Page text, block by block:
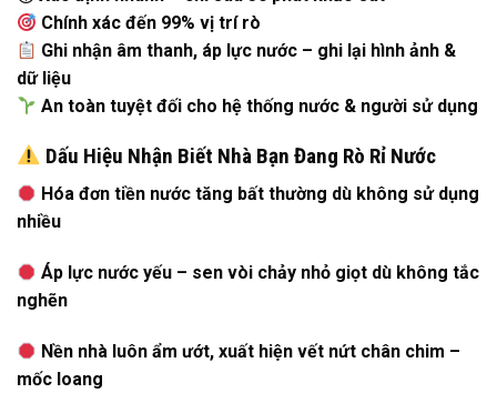
Chính xác đến 99% vị trí rò
Ghi nhận âm thanh, áp lực nước – ghi lại hình ảnh &
dữ liệu
An toàn tuyệt đối cho hệ thống nước & người sử dụng
Dấu Hiệu Nhận Biết Nhà Bạn Đang Rò Rỉ Nước
Hóa đơn tiền nước tăng bất thường dù không sử dụng
nhiều
Áp lực nước yếu – sen vòi chảy nhỏ giọt dù không tắc
nghẽn
Nền nhà luôn ẩm ướt, xuất hiện vết nứt chân chim –
mốc loang